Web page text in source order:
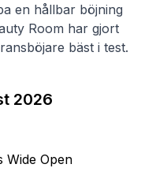
en hållbar böjning
Room har gjort
bäst i test.
2026
Wide Open